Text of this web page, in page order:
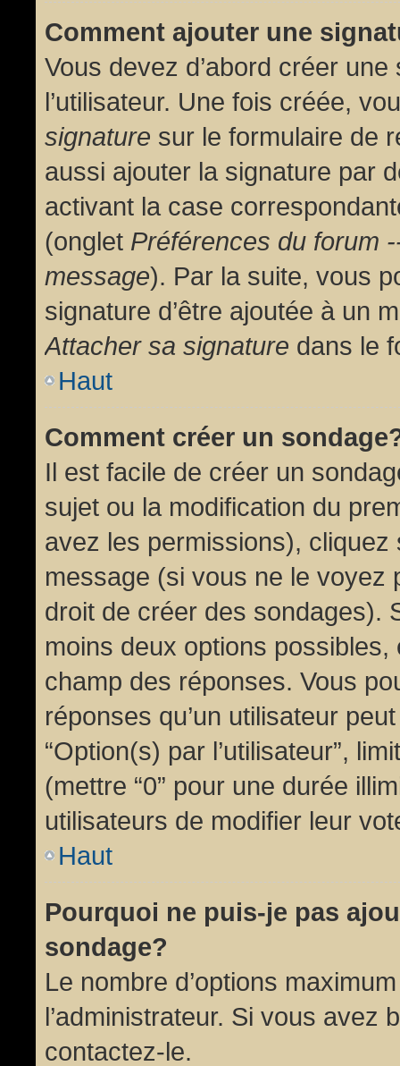
Comment ajouter une
Vous devez d’abord créer
l’utilisateur. Une fois créée,
signature sur le formulaire de
aussi ajouter la signature par
activant la case
(onglet Préférences du forum
message). Par la suite, vous
signature d’être ajoutée à un
Attacher sa signature dans le
Haut
Comment créer un
Il est facile de créer un
sujet ou la modification du
avez les permissions), cliquez
message (si vous ne le voyez
droit de créer des sondages).
moins deux options
champ des réponses. Vous
réponses qu’un utilisateur
“Option(s) par l’utilisateur”,
(mettre “0” pour une durée
utilisateurs de modifier leur
Haut
Pourquoi ne puis-je pas
sondage?
Le nombre d’options
l’administrateur. Si vous avez
contactez-le.